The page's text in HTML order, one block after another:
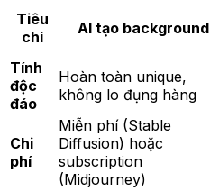
Tiêu
chí
AI tạo background
Tính
độc
đáo
Hoàn toàn unique,
không lo đụng hàng
Chi
phí
Miễn phí (Stable
Diffusion) hoặc
subscription
(Midjourney)